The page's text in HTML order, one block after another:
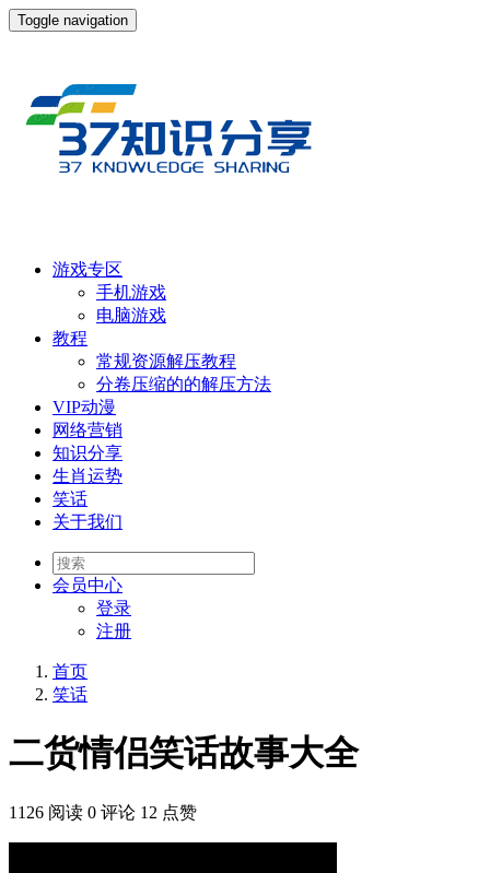
Toggle navigation
游戏专区
手机游戏
电脑游戏
教程
常规资源解压教程
分卷压缩的的解压方法
VIP动漫
网络营销
知识分享
生肖运势
笑话
关于我们
会员中心
登录
注册
首页
笑话
二货情侣笑话故事大全
1126 阅读 0 评论 12 点赞